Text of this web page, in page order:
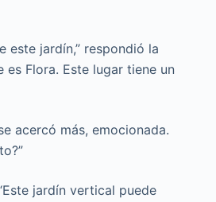
este jardín,” respondió la
es Flora. Este lugar tiene un
acercó más, emocionada.
jardín vertical puede